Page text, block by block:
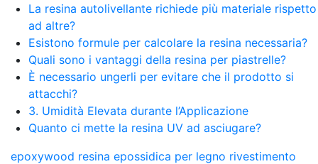
La resina autolivellante richiede più materiale rispetto
ad altre?
Esistono formule per calcolare la resina necessaria?
Quali sono i vantaggi della resina per piastrelle?
È necessario ungerli per evitare che il prodotto si
attacchi?
3. Umidità Elevata durante l’Applicazione
Quanto ci mette la resina UV ad asciugare?
epoxywood resina epossidica per legno rivestimento